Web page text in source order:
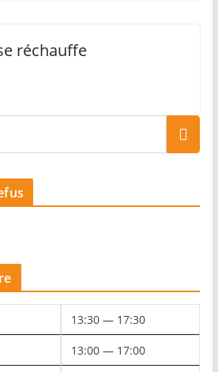
réchauffe
13:30 — 17:30
13:00 — 17:00